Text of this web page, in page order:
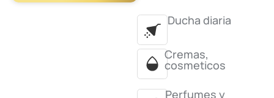
Ducha diaria
Cremas,
cosmeticos
Perfumes y